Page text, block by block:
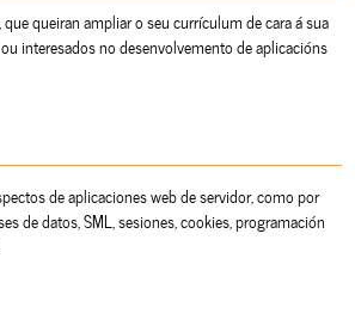
queiran ampliar o seu currículum de cara á sua
interesados no desenvolvemento de aplicacións
de aplicaciones web de servidor, como por
de datos, SML, sesiones, cookies, programación